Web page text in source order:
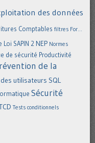
des données
Comptables filtres For...
Loi SAPIN 2 NEP Normes
de sécurité Productivité
de la
utilisateurs SQL
Sécurité
Tests conditionnels